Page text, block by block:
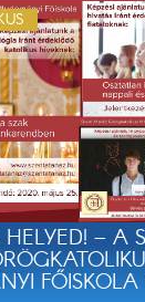
– A
FŐISKOLA